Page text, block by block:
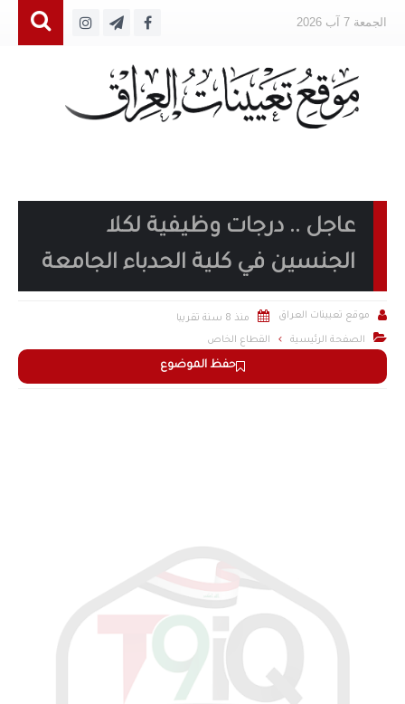
الجمعة 7 آب 2026
عاجل .. درجات وظيفية لكلا
الجنسين في كلية الحدباء الجامعة
حفظ الموضوع
 موقع تعيينات العراق  منذ 8 سنة تقريبا
 الصفحة الرئيسية القطاع الخاص